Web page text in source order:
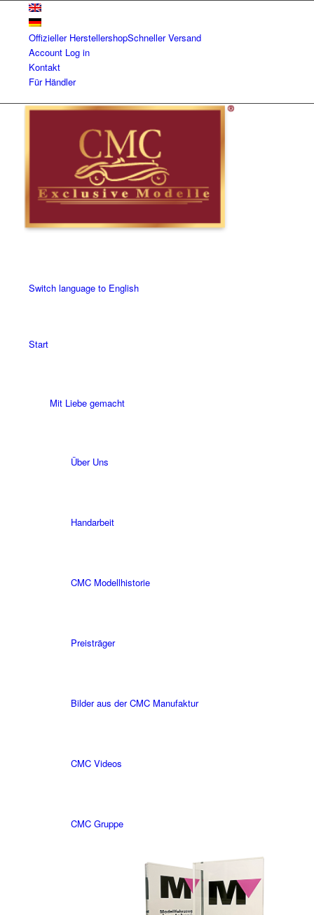
Offizieller HerstellershopSchneller Versand
Account Log in
Kontakt
Für Händler
Switch language to English
Start
Mit Liebe gemacht
Über Uns
Handarbeit
CMC Modellhistorie
Preisträger
Bilder aus der CMC Manufaktur
CMC Videos
CMC Gruppe